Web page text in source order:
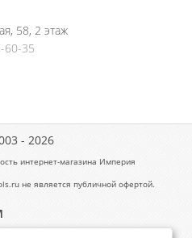
58, 2 этаж
60-35
- 2026
интернет-магазина Империя
не является публичной офертой.